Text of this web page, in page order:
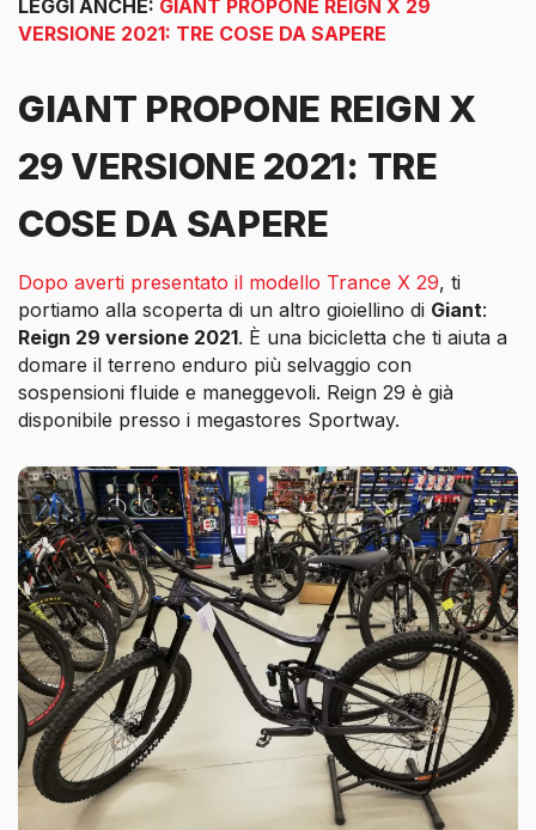
LEGGI ANCHE: GIANT PROPONE REIGN X 29
VERSIONE 2021: TRE COSE DA SAPERE
GIANT PROPONE REIGN X
29 VERSIONE 2021: TRE
COSE DA SAPERE
Dopo averti presentato il modello Trance X 29, ti
portiamo alla scoperta di un altro gioiellino di Giant:
Reign 29 versione 2021. È una bicicletta che ti aiuta a
domare il terreno enduro più selvaggio con
sospensioni fluide e maneggevoli. Reign 29 è già
disponibile presso i megastores Sportway.